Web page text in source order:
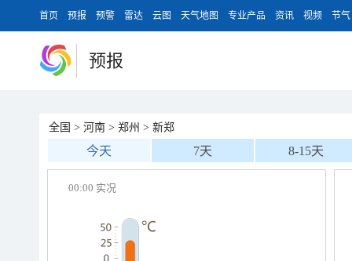
首页 预报 预警 雷达 云图 天气地图 专业产品 资讯 视频 节气
预报
全国 > 河南 > 郑州 > 新郑
今天 7天 8-15天
00:00 实况